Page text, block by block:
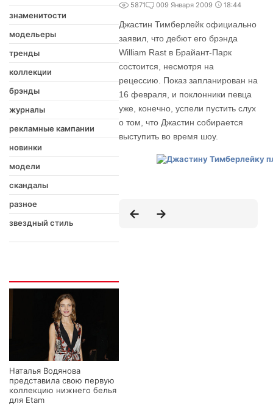
знаменитости
модельеры
тренды
коллекции
брэнды
журналы
рекламные кампании
новинки
модели
скандалы
разное
звездный стиль
Наталья Водянова
представила свою первую
коллекцию нижнего белья
для Etam
5871 009 Января 2009 18:44
Джастин Тимберлейк официально
заявил, что дебют его брэнда
William Rast в Брайант-Парк
состоится, несмотря на
рецессию. Показ запланирован на
16 февраля, и поклонники певца
уже, конечно, успели пустить слух
о том, что Джастин собирается
выступить во время шоу.